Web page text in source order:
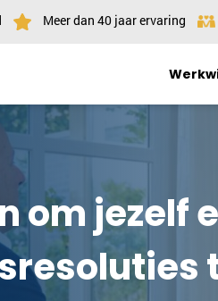
Meer dan 40 jaar ervaring
om jezelf